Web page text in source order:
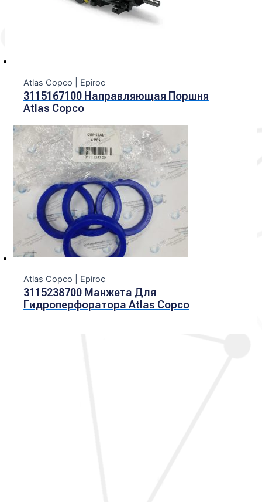
Atlas Copco | Epiroc
3115167100 Направляющая Поршня
Atlas Copco
Atlas Copco | Epiroc
3115238700 Манжета Для
Гидроперфоратора Atlas Copco